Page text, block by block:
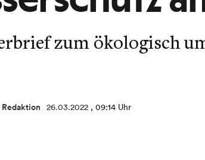
zum ökologisch
Redaktion 26.03.2022 , 09:14 Uhr